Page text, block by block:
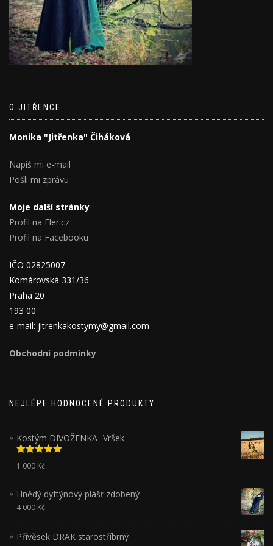
O JITŘENCE
Monika "Jitřenka" Čiháková
Napiš mi e-mail
Pošli mi zprávu
Moje další stránky
Profil na Fler.cz
Profil na Facebooku
IČO 02825007
Komárovská 331/36
Praha 20
193 00
e-mail: jitrenkakostymy@gmail.com
Obchodní podmínky
NEJLÉPE HODNOCENÉ PRODUKTY
Kostým DIVOŽENKA -Vršek
5.00z 5
1 000 Kč
Hnědý dyftýnový plášť zdobený
4 000 Kč
Přívěsek DRAK starostříbrný